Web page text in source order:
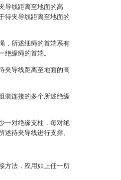
导线距离至地面的高
待夹导线距离至地面的
，所述细绳的首端系有
绝缘绳的首端。
夹导线距离至地面的高
装连接的多个所述绝缘
一对绝缘支柱，每对绝
述待夹导线进行支撑。
方法，应用如上任一所